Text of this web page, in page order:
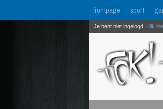
frontpage sport
Je bent niet ingelogd. Klik